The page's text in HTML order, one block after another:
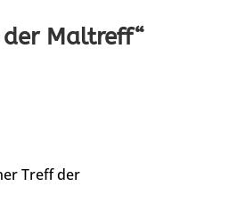
Maltreff“
Treff der